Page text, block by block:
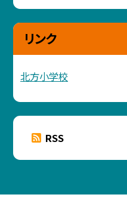
リンク
北方小学校
RSS